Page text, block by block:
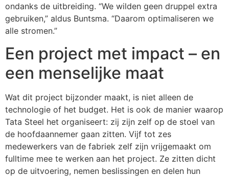
ondanks de uitbreiding. “We wilden geen druppel extra
gebruiken,” aldus Buntsma. “Daarom optimaliseren we
alle stromen.”
Een project met impact – en
een menselijke maat
Wat dit project bijzonder maakt, is niet alleen de
technologie of het budget. Het is ook de manier waarop
Tata Steel het organiseert: zij zijn zelf op de stoel van
de hoofdaannemer gaan zitten. Vijf tot zes
medewerkers van de fabriek zelf zijn vrijgemaakt om
fulltime mee te werken aan het project. Ze zitten dicht
op de uitvoering, nemen beslissingen en delen hun